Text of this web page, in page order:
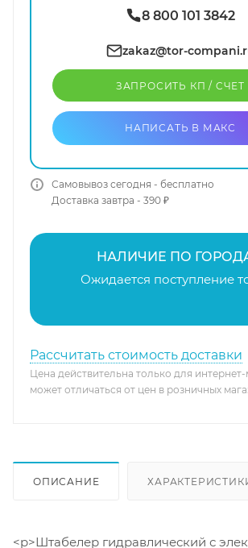
8 800 101 3842
zakaz@tor-
ЗАПРОСИТЬ КП / CЧЕТ
НАПИСАТЬ В МАКС
Самовывоз сегодня - бесплатно
Доставка завтра - 390 ₽
НАЛИЧИЕ ПО
Ожидается поступление
Рассчитать стоимость доставки
Цена действительна только для интернет-
может отличаться от цен в розничных
ОПИСАНИЕ
<p>Штабелер гидравлический с